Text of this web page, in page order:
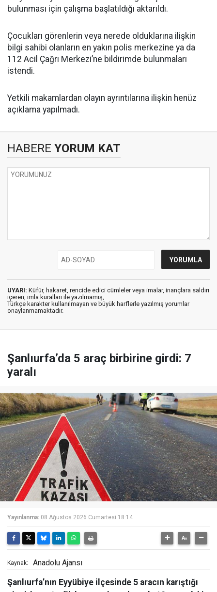
bulunması için çalışma başlatıldığı aktarıldı.
Çocukları görenlerin veya nerede olduklarına ilişkin
bilgi sahibi olanların en yakın polis merkezine ya da
112 Acil Çağrı Merkezi’ne bildirimde bulunmaları
istendi.
Yetkili makamlardan olayın ayrıntılarına ilişkin henüz
açıklama yapılmadı.
HABERE YORUM KAT
UYARI: Küfür, hakaret, rencide edici cümleler veya imalar, inançlara saldırı
içeren, imla kuralları ile yazılmamış,
Türkçe karakter kullanılmayan ve büyük harflerle yazılmış yorumlar
onaylanmamaktadır.
Şanlıurfa’da 5 araç birbirine girdi: 7
yaralı
Yayınlanma: 08 Ağustos 2026 Cumartesi 18:14
Kaynak: Anadolu Ajansı
Şanlıurfa’nın Eyyübiye ilçesinde 5 aracın karıştığı